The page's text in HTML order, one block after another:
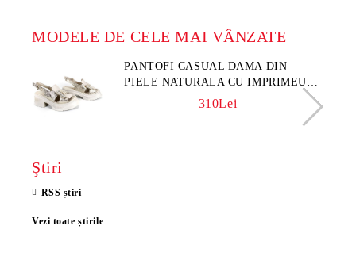
MODELE DE CELE MAI VÂNZATE
PANTOFI CASUAL DAMA DIN
PIELE NATURALA CU IMPRIMEU
FLORAL - MODEL LUNA
310Lei
Ştiri
RSS știri
Vezi toate știrile